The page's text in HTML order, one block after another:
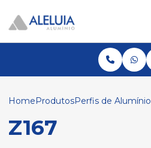
HomeProdutosPerfis de Alumínio
Z167